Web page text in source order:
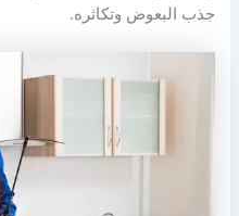
جذب البعوض وتكاثره.